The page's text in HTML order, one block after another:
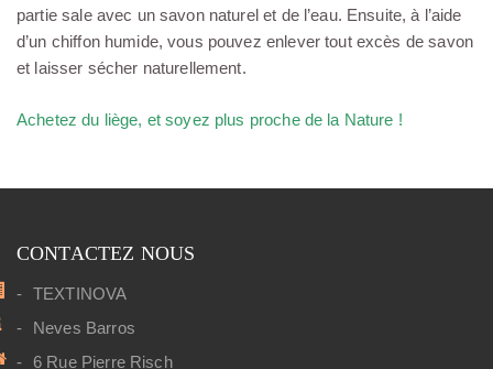
partie sale avec un savon naturel et de l’eau. Ensuite, à l’aide
d’un chiffon humide, vous pouvez enlever tout excès de savon
et laisser sécher naturellement.
Achetez du liège, et soyez plus proche de la Nature !
CONTACTEZ NOUS
TEXTINOVA
Neves Barros
6 Rue Pierre Risch